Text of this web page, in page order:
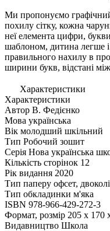
Ми пропонуємо
похилу сітку, кожна
неї елемента цифри,
шаблоном, дитина легше
правильного нахилу в
ширини букв, відстані
Характеристики
Характеристики
Автор В. Федієнко
Мова українська
Вік молодший шкільний
Тип Робочий зошит
Серія Нова українська
Кількість сторінок 12
Рік видання 2020
Тип паперу офсет,
Тип обкладинки м'яка
ISBN 978-966-429-272-3
Формат, розмір 205 х 170
Видавництво Школа